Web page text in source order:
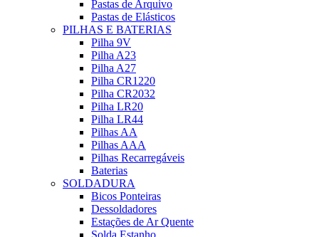
Pastas de Arquivo
Pastas de Elásticos
PILHAS E BATERIAS
Pilha 9V
Pilha A23
Pilha A27
Pilha CR1220
Pilha CR2032
Pilha LR20
Pilha LR44
Pilhas AA
Pilhas AAA
Pilhas Recarregáveis
Baterias
SOLDADURA
Bicos Ponteiras
Dessoldadores
Estações de Ar Quente
Solda Estanho